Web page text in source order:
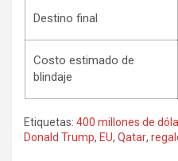
Destino final
Costo estimado de
blindaje
Etiquetas: 400 millones de
Donald Trump, EU, Qatar,